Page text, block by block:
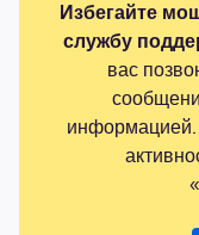
Избегайте
службу
вас
информацией.